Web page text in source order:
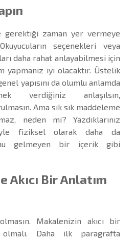
gerektiği zaman yer vermeye
seçenekleri veya
daha rahat anlayabilmesi için
yapmanız iyi olacaktır. Üstelik
yapısını da olumlu anlamda
verdiğiniz anlaşılsın,
Ama sık sık maddeleme
neden mi? Yazdıklarınız
fiziksel olarak daha da
gelmeyen bir içerik gibi
Akıcı Bir Anlatım
Makalenizin akıcı bir
olmalı. Daha ilk paragrafta